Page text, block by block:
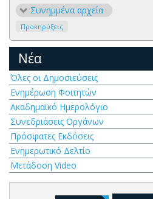
Συνημμένα αρχεία
Προκηρύξεις
Νέα
Όλες οι Δημοσιεύσεις
Ενημέρωση Φοιτητών
Ακαδημαϊκό Ημερολόγιο
Συνεδριάσεις Οργάνων
Πρόσφατες Εκδόσεις
Ενημερωτικό Δελτίο
Μετάδοση Video